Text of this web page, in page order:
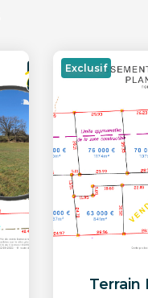
Exclusif
Terrain